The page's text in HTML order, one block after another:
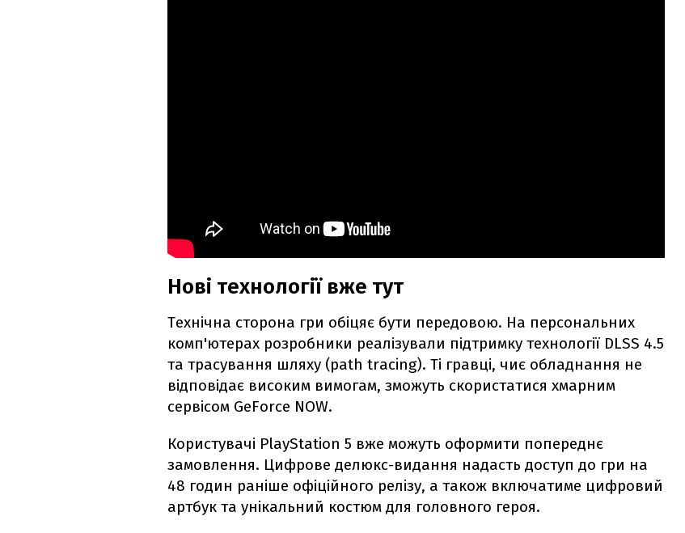
Нові технології вже тут
Технічна сторона гри обіцяє бути передовою. На персональних
комп'ютерах розробники реалізували підтримку технології DLSS 4.5
та трасування шляху (path tracing). Ті гравці, чиє обладнання не
відповідає високим вимогам, зможуть скористатися хмарним
сервісом GeForce NOW.
Користувачі PlayStation 5 вже можуть оформити попереднє
замовлення. Цифрове делюкс-видання надасть доступ до гри на
48 годин раніше офіційного релізу, а також включатиме цифровий
артбук та унікальний костюм для головного героя.